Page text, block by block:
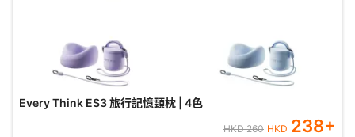
Every Think ES3 旅行記憶頸枕 | 4色
HKD260 HKD 238+